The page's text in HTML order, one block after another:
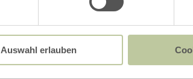
Auswahl erlauben